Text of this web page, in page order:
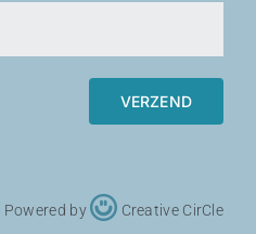
VERZEND
Powered by Creative CirCle